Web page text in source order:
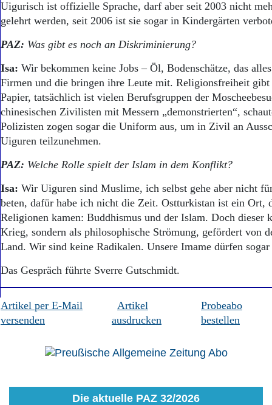
Uigurisch ist offizielle Sprache, darf aber seit 2003 nicht
gelehrt werden, seit 2006 ist sie sogar in Kindergärten
PAZ: Was gibt es noch an Diskriminierung?
Isa: Wir bekommen keine Jobs – Öl, Bodenschätze, das
Firmen und die bringen ihre Leute mit. Religionsfreiheit gibt
Papier, tatsächlich ist vielen Berufsgruppen der
chinesischen Zivilisten mit Messern „demonstrierten“,
Polizisten zogen sogar die Uniform aus, um in Zivil an
Uiguren teilzunehmen.
PAZ: Welche Rolle spielt der Islam in dem Konflikt?
Isa: Wir Uiguren sind Muslime, ich selbst gehe aber nicht
beten, dafür habe ich nicht die Zeit. Ostturkistan ist ein Ort,
Religionen kamen: Buddhismus und der Islam. Doch dieser
Krieg, sondern als philosophische Strömung, gefördert von
Land. Wir sind keine Radikalen. Unsere Imame dürfen sogar
Das Gespräch führte Sverre Gutschmidt.
Artikel per E-Mail
versenden
Artikel
ausdrucken
Probeabo
bestellen
Die aktuelle PAZ 32/2026